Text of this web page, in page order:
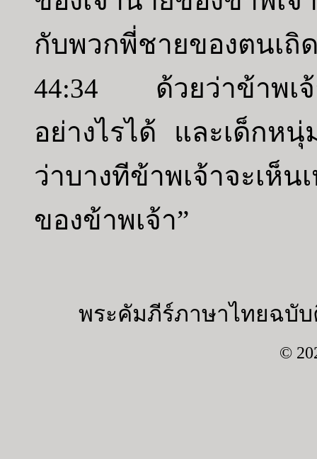
กับพวกพี่ชายของตนเถิ
44:34 ด้วยว่าข้าพเจ้
อย่างไรได้ และเด็กห
ว่าบางทีข้าพเจ้าจะเห็
ของข้าพเจ้า”
พระคัมภีร์ภาษาไทยฉบับ
©